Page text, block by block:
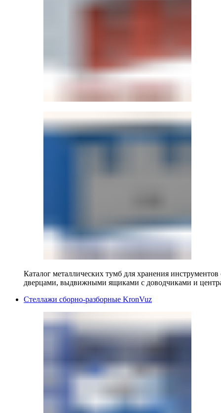
Каталог металлических тумб для хранения
дверцами, выдвижными ящиками с доводчиками и
Стеллажи сборно-разборные KronVuz